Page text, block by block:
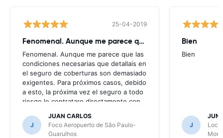
25-04-2019
Fenomenal. Aunque me parece que
Fenomenal. Aunque me parece que las
condiciones necesarias que detallais en
el seguro de coberturas son demasiado
exigentes. Para próximos casos, debido
a esto, la próxima vez el seguro a todo
riesgo lo contratare directamente con
J
JUAN CARLOS
Foco Aeropuerto de São Paulo-
Guarulhos
Bien
Bien
J
JUNE